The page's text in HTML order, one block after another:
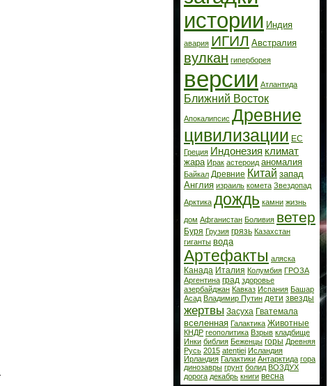
истории Индия
авария ИГИЛ Австралия
вулкан гиперборея
версии Атлантида
Ближний Восток
Апокалипсис Древние
цивилизации ЕС
Греция Индонезия климат
жара Ирак астероид аномалия
Байкал Древние Китай запад
Англия израиль комета Звездопад
Арктика дождь камни жизнь
дом Афганистан Боливия ветер
Буря Грузия грязь Казахстан
гиганты вода
Артефакты аляска
Канада Италия Колумбия ГРОЗА
Аргентина град здоровье
азербайджан Кавказ Испания Башар
Асад Владимир Путин дети звезды
жертвы Засуха Гватемала
вселенная Галактика Животные
КНДР геополитика Взрыв кладбище
Инки библия Беженцы горы Древняя
Русь 2015 atenției Исландия
Ирландия Галактики Антарктида гора
динозавры грунт болид ВОЗДУХ
дорога декабрь книги весна